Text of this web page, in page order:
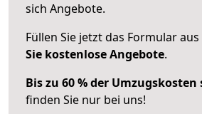
sich Angebote.
Füllen Sie jetzt das Formular
Sie kostenlose Angebote.
Bis zu 60 % der Umzugskosten
finden Sie nur bei uns!